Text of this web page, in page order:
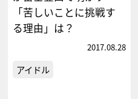
「苦しいことに挑戦す
る理由」は？
2017.08.28
アイドル